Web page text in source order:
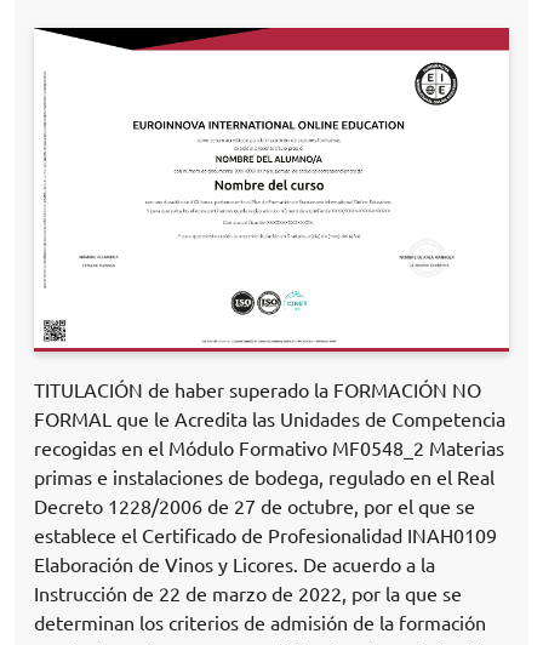
TITULACIÓN de haber superado la FORMACIÓN NO
FORMAL que le Acredita las Unidades de Competencia
recogidas en el Módulo Formativo MF0548_2 Materias
primas e instalaciones de bodega, regulado en el Real
Decreto 1228/2006 de 27 de octubre, por el que se
establece el Certificado de Profesionalidad INAH0109
Elaboración de Vinos y Licores. De acuerdo a la
Instrucción de 22 de marzo de 2022, por la que se
determinan los criterios de admisión de la formación